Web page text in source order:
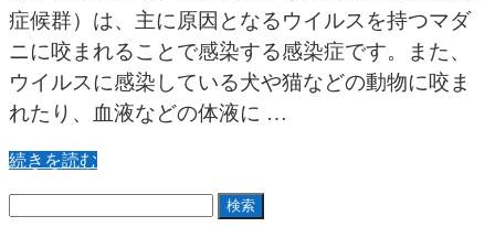
症候群）は、主に原因となるウイルスを持つマダ
ニに咬まれることで感染する感染症です。また、
ウイルスに感染している犬や猫などの動物に咬ま
れたり、血液などの体液に …
続きを読む